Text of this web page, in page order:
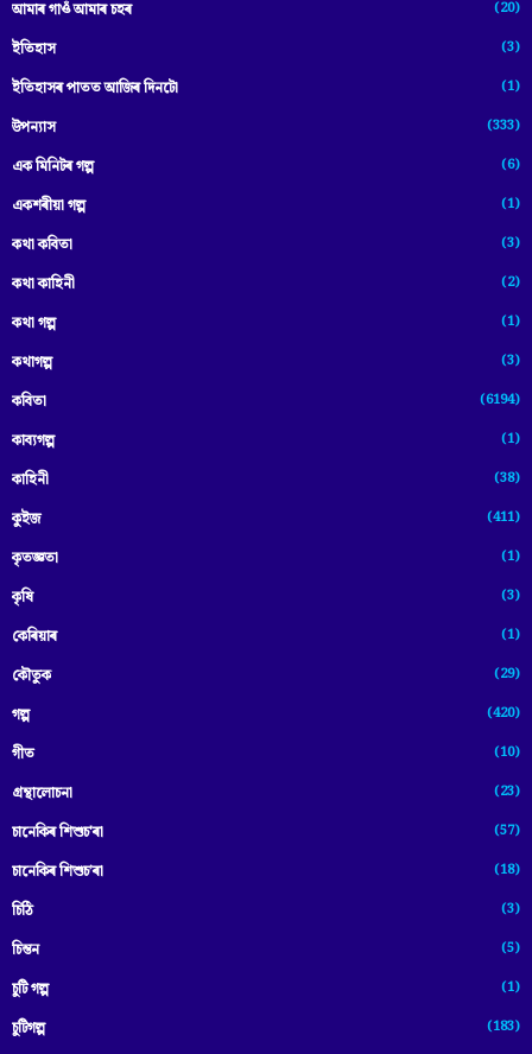
আমাৰ গাওঁ আমাৰ চহৰ (20)
ইতিহাস (3)
ইতিহাসৰ পাতত আজিৰ দিনটো (1)
উপন্যাস (333)
এক মিনিটৰ গল্প (6)
একশৰীয়া গল্প (1)
কথা কবিতা (3)
কথা কাহিনী (2)
কথা গল্প (1)
কথাগল্প (3)
কবিতা (6194)
কাব্যগল্প (1)
কাহিনী (38)
কুইজ (411)
কৃতজ্ঞতা (1)
কৃষি (3)
কেৰিয়াৰ (1)
কৌতুক (29)
গল্প (420)
গীত (10)
গ্ৰন্থালোচনা (23)
চানেকিৰ শিশুচ'ৰা (57)
চানেকিৰ শিশুচ’ৰা (18)
চিঠি (3)
চিন্তন (5)
চুটি গল্প (1)
চুটিগল্প (183)